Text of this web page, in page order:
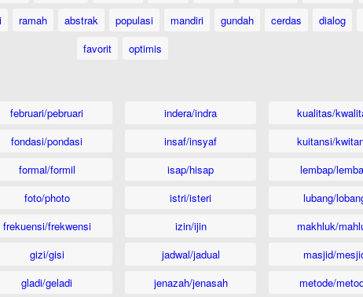
ramah abstrak populasi mandiri gundah cerdas dialog
favorit
optimis
februari/pebruari
fondasi/pondasi
formal/formil
foto/photo
frekuensi/frekwensi
gizi/gisi
gladi/geladi
indera/indra
insaf/insyaf
isap/hisap
istri/isteri
izin/ijin
jadwal/jadual
jenazah/jenasah
kualitas/
kuitansi/
lembap/
lubang/
makhluk/
masjid/
metode/